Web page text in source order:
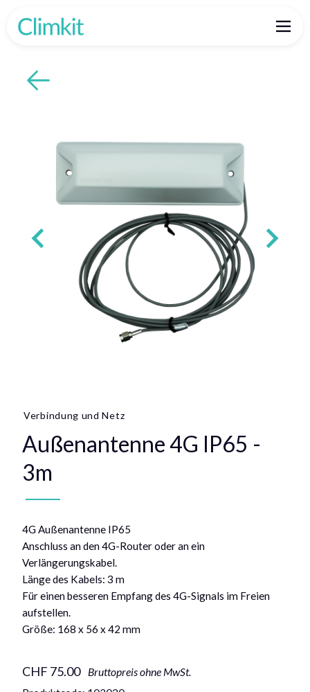
Verbindung und Netz
Außenantenne 4G IP65 -
3m
4G Außenantenne IP65
Anschluss an den 4G-Router oder an ein
Verlängerungskabel.
Länge des Kabels: 3 m
Für einen besseren Empfang des 4G-Signals im Freien
aufstellen.
Größe: 168 x 56 x 42 mm
CHF 75.00 Bruttopreis ohne MwSt.